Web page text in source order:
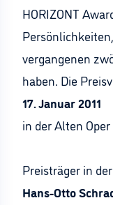
HORIZONT
vergangenen
haben. Die
17. Januar 2011
in der Alten
Preisträger in
Hans-Otto